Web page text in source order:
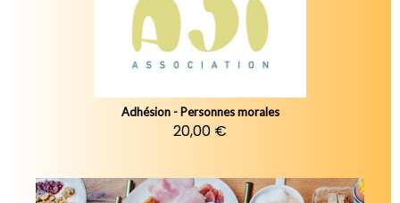
Adhésion - Personnes morales
20,00 €